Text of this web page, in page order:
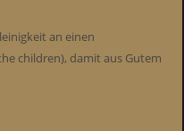
an einen
children), damit aus Gutem